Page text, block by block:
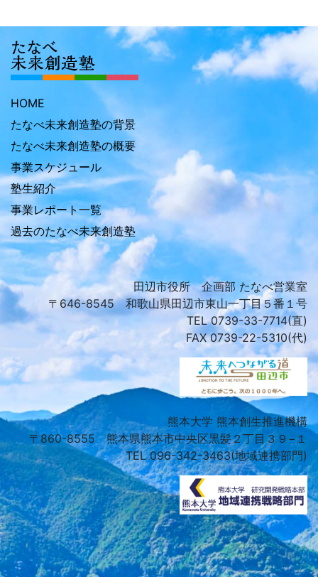
HOME
たなべ未来創造塾の背景
たなべ未来創造塾の概要
事業スケジュール
塾生紹介
事業レポート一覧
過去のたなべ未来創造塾
田辺市役所 企画部 たなべ営業室
〒646-8545 和歌山県田辺市東山一丁目５番１号
TEL 0739-33-7714(直)
FAX 0739-22-5310(代)
熊本大学 熊本創生推進機構
〒860-8555 熊本県熊本市中央区黒髪２丁目３９−１
TEL 096-342-3463(地域連携部門)